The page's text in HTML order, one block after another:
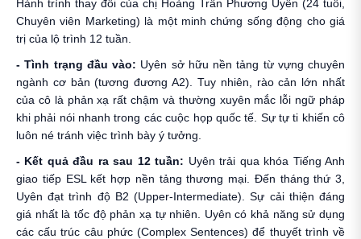
Hành trình thay đổi của chị Hoàng Trần Phương Uyên (24 tuổi,
Chuyên viên Marketing) là một minh chứng sống động cho giá
trị của lộ trình 12 tuần.
- Tình trạng đầu vào: Uyên sở hữu nền tảng từ vựng chuyên
ngành cơ bản (tương đương A2). Tuy nhiên, rào cản lớn nhất
của cô là phản xạ rất chậm và thường xuyên mắc lỗi ngữ pháp
khi phải nói nhanh trong các cuộc họp quốc tế. Sự tự ti khiến cô
luôn né tránh việc trình bày ý tưởng.
- Kết quả đầu ra sau 12 tuần: Uyên trải qua khóa Tiếng Anh
giao tiếp ESL kết hợp nền tảng thương mại. Đến tháng thứ 3,
Uyên đạt trình độ B2 (Upper-Intermediate). Sự cải thiện đáng
giá nhất là tốc độ phản xạ tự nhiên. Uyên có khả năng sử dụng
các cấu trúc câu phức (Complex Sentences) để thuyết trình về